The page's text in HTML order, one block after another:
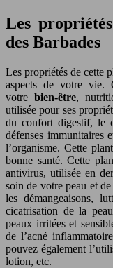
Les
des Barbades
Les propriétés de cette
aspects de votre vie.
votre bien-être,
utilisée pour ses
du confort digestif, le
défenses immunitaires
l’organisme. Cette
bonne santé. Cette
antivirus, utilisée en
soin de votre peau et
les démangeaisons,
cicatrisation de la
peaux irritées et
de l’acné
pouvez également
lotion, etc.